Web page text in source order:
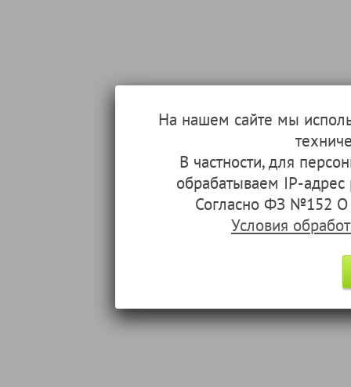
На нашем сайте мы
В частности, для
обрабатываем IP-
Согласно ФЗ №152 О
Условия